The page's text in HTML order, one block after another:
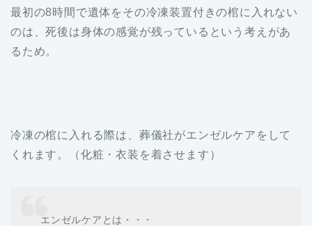
最初の8時間で遺体をその冷凍装置付きの棺に入れない
のは、死後は身体の感覚が残っているという考えがあ
るため。
冷凍の棺に入れる際は、葬儀社がエンゼルケアをして
くれます。（化粧・衣装を着させます）
エンゼルケアとは・・・